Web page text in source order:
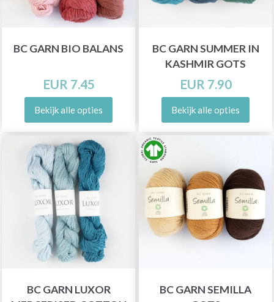
BC GARN BIO BALANS
EUR 7.45
Bekijk alle opties
BC GARN SUMMER IN
KASHMIR GOTS
EUR 7.90
Bekijk alle opties
BC GARN LUXOR
BC GARN SEMILLA